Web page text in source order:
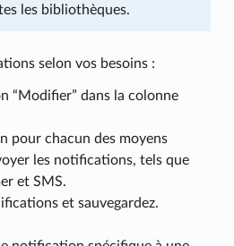
les bibliothèques.
selon vos besoins :
“Modifier” dans la colonne
pour chacun des moyens
les notifications, tels que
et SMS.
et sauvegardez.